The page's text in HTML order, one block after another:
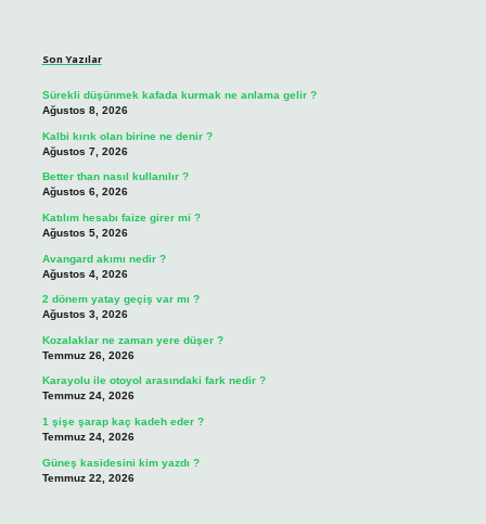
Son Yazılar
Sürekli düşünmek kafada kurmak ne anlama gelir ?
Ağustos 8, 2026
Kalbi kırık olan birine ne denir ?
Ağustos 7, 2026
Better than nasıl kullanılır ?
Ağustos 6, 2026
Katılım hesabı faize girer mi ?
Ağustos 5, 2026
Avangard akımı nedir ?
Ağustos 4, 2026
2 dönem yatay geçiş var mı ?
Ağustos 3, 2026
Kozalaklar ne zaman yere düşer ?
Temmuz 26, 2026
Karayolu ile otoyol arasındaki fark nedir ?
Temmuz 24, 2026
1 şişe şarap kaç kadeh eder ?
Temmuz 24, 2026
Güneş kasidesini kim yazdı ?
Temmuz 22, 2026